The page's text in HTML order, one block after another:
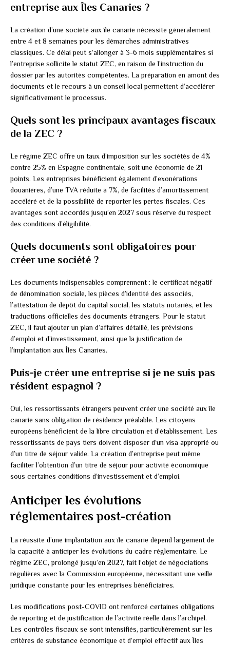
entreprise aux Îles Canaries ?
La création d’une société aux île canarie nécessite généralement
entre 4 et 8 semaines pour les démarches administratives
classiques. Ce délai peut s’allonger à 3-6 mois supplémentaires si
l’entreprise sollicite le statut ZEC, en raison de l’instruction du
dossier par les autorités compétentes. La préparation en amont des
documents et le recours à un conseil local permettent d’accélérer
significativement le processus.
Quels sont les principaux avantages fiscaux
de la ZEC ?
Le régime ZEC offre un taux d’imposition sur les sociétés de 4%
contre 25% en Espagne continentale, soit une économie de 21
points. Les entreprises bénéficient également d’exonérations
douanières, d’une TVA réduite à 7%, de facilités d’amortissement
accéléré et de la possibilité de reporter les pertes fiscales. Ces
avantages sont accordés jusqu’en 2027 sous réserve du respect
des conditions d’éligibilité.
Quels documents sont obligatoires pour
créer une société ?
Les documents indispensables comprennent : le certificat négatif
de dénomination sociale, les pièces d’identité des associés,
l’attestation de dépôt du capital social, les statuts notariés, et les
traductions officielles des documents étrangers. Pour le statut
ZEC, il faut ajouter un plan d’affaires détaillé, les prévisions
d’emploi et d’investissement, ainsi que la justification de
l’implantation aux Îles Canaries.
Puis-je créer une entreprise si je ne suis pas
résident espagnol ?
Oui, les ressortissants étrangers peuvent créer une société aux île
canarie sans obligation de résidence préalable. Les citoyens
européens bénéficient de la libre circulation et d’établissement. Les
ressortissants de pays tiers doivent disposer d’un visa approprié ou
d’un titre de séjour valide. La création d’entreprise peut même
faciliter l’obtention d’un titre de séjour pour activité économique
sous certaines conditions d’investissement et d’emploi.
Anticiper les évolutions
réglementaires post-création
La réussite d’une implantation aux île canarie dépend largement de
la capacité à anticiper les évolutions du cadre réglementaire. Le
régime ZEC, prolongé jusqu’en 2027, fait l’objet de négociations
régulières avec la Commission européenne, nécessitant une veille
juridique constante pour les entreprises bénéficiaires.
Les modifications post-COVID ont renforcé certaines obligations
de reporting et de justification de l’activité réelle dans l’archipel.
Les contrôles fiscaux se sont intensifiés, particulièrement sur les
critères de substance économique et d’emploi effectif aux Îles